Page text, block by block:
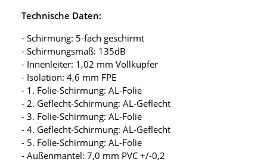
Technische Daten:
- Schirmung: 5-fach geschirmt
- Schirmungsmaß: 135dB
- Innenleiter: 1,02 mm Vollkupfer
- Isolation: 4,6 mm FPE
- 1. Folie-Schirmung: AL-Folie
- 2. Geflecht-Schirmung: AL-Geflecht
- 3. Folie-Schirmung: AL-Folie
- 4. Geflecht-Schirmung: AL-Geflecht
- 5. Folie-Schirmung: AL-Folie
- Außenmantel: 7,0 mm PVC +/-0,2